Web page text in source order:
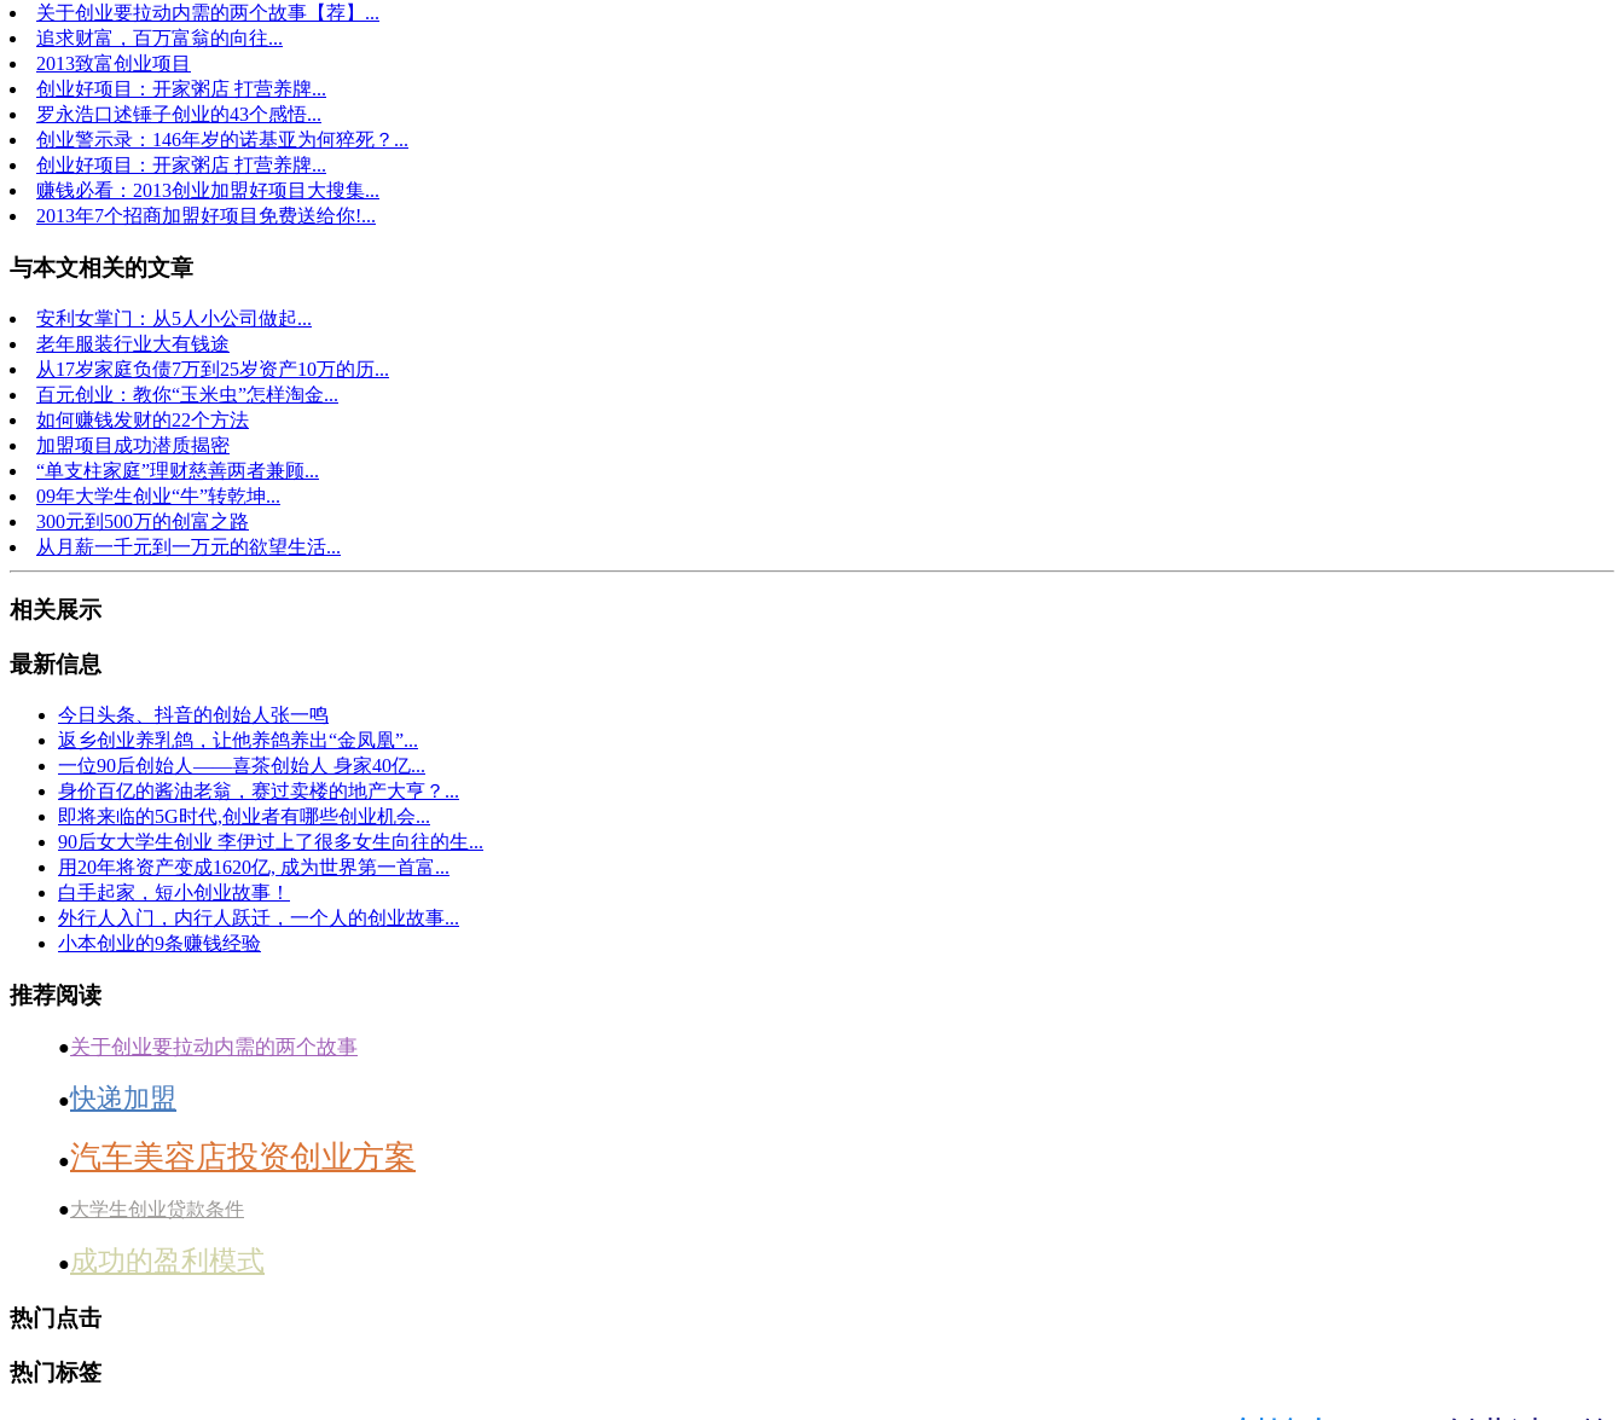
关于创业要拉动内需的两个故事【荐】...
追求财富，百万富翁的向往...
2013致富创业项目
创业好项目：开家粥店 打营养牌...
罗永浩口述锤子创业的43个感悟...
创业警示录：146年岁的诺基亚为何猝死？...
创业好项目：开家粥店 打营养牌...
赚钱必看：2013创业加盟好项目大搜集...
2013年7个招商加盟好项目免费送给你!...
与本文相关的文章
安利女掌门：从5人小公司做起...
老年服装行业大有钱途
从17岁家庭负债7万到25岁资产10万的历...
百元创业：教你“玉米虫”怎样淘金...
如何赚钱发财的22个方法
加盟项目成功潜质揭密
“单支柱家庭”理财慈善两者兼顾...
09年大学生创业“牛”转乾坤...
300元到500万的创富之路
从月薪一千元到一万元的欲望生活...
相关展示
最新信息
今日头条、抖音的创始人张一鸣
返乡创业养乳鸽，让他养鸽养出“金凤凰”...
一位90后创始人——喜茶创始人 身家40亿...
身价百亿的酱油老翁，赛过卖楼的地产大亨？...
即将来临的5G时代,创业者有哪些创业机会...
90后女大学生创业 李伊过上了很多女生向往的生...
用20年将资产变成1620亿, 成为世界第一首富...
白手起家，短小创业故事！
外行人入门，内行人跃迁，一个人的创业故事...
小本创业的9条赚钱经验
推荐阅读
●关于创业要拉动内需的两个故事
●快递加盟
●汽车美容店投资创业方案
●大学生创业贷款条件
●成功的盈利模式
热门点击
热门标签